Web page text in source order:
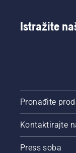
Istražite
Pronađite
Kontaktirajte
Press soba